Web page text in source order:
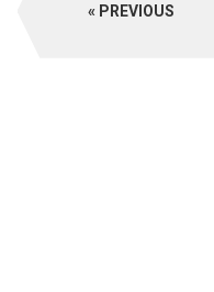
PREVIOUS